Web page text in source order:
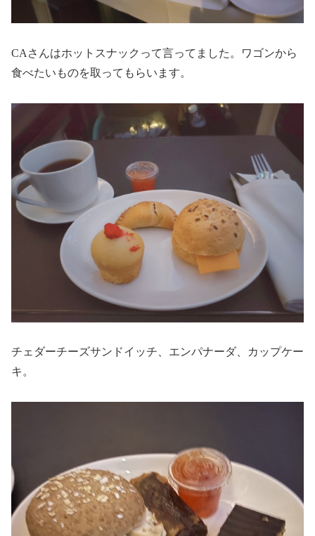
CAさんはホットスナックって言ってました。ワゴンから
食べたいものを取ってもらいます。
チェダーチーズサンドイッチ、エンパナーダ、カップケー
キ。